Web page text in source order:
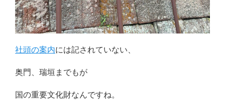
社頭の案内には記されていない、
奥門、瑞垣までもが
国の重要文化財なんですね。